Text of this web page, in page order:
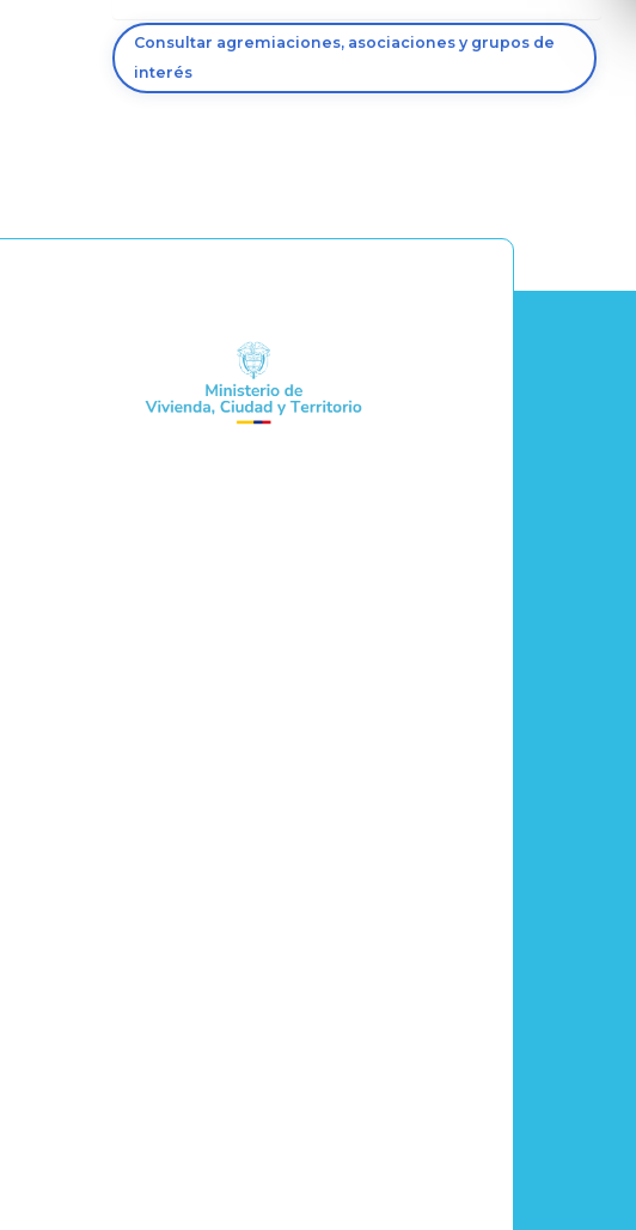
Consultar agremiaciones, asociaciones y grupos de
interés